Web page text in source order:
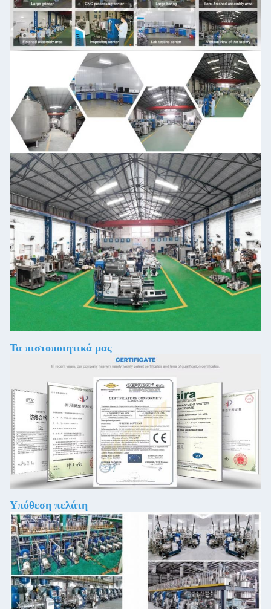
Τα πιστοποιητικά μας
Υπόθεση πελάτη